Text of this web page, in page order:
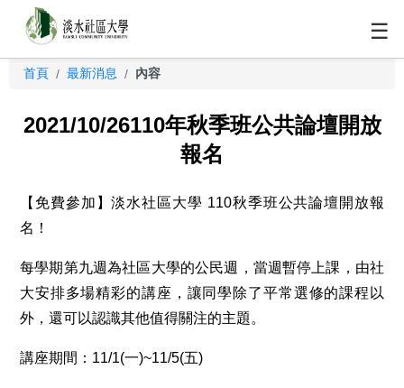
☰
首頁 / 最新消息 / 內容
2021/10/26110年秋季班公共論壇開放
報名
【免費參加】淡水社區大學 110秋季班公共論壇開放報
名！
每學期第九週為社區大學的公民週，當週暫停上課，由社
大安排多場精彩的講座，讓同學除了平常選修的課程以
外，還可以認識其他值得關注的主題。
講座期間：11/1(一)~11/5(五)